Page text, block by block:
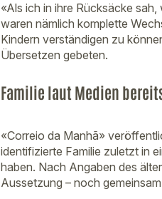
«Als ich in ihre Rücksäcke
waren nämlich komplette
Kindern verständigen zu
Übersetzen gebeten.
Familie laut Medien
«Correio da Manhã»
identifizierte Familie zuletzt in
haben. Nach Angaben des
Aussetzung – noch